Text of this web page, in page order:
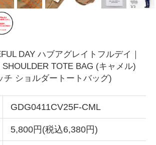
DAY ハブアグレイトフルデイ｜
TOTE BAG (キャメル)
チ ショルダートートバッグ)
GDG0411CV25F-CML
5,800円(税込6,380円)